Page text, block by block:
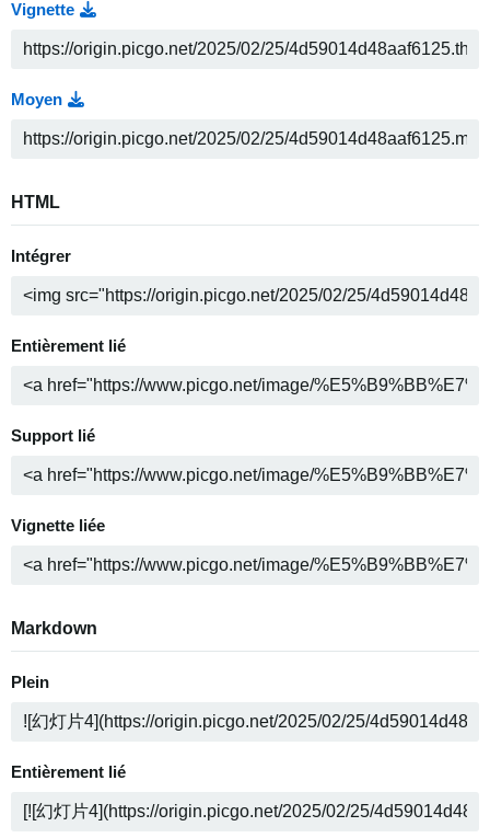
Vignette
Moyen
HTML
Intégrer
Entièrement lié
Support lié
Vignette liée
Markdown
Plein
Entièrement lié